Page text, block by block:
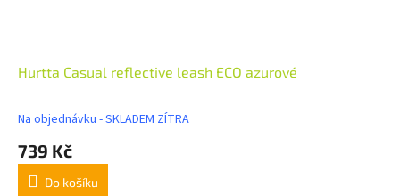
Hurtta Casual reflective leash ECO azurové
Na objednávku - SKLADEM ZÍTRA
739 Kč
Do košíku